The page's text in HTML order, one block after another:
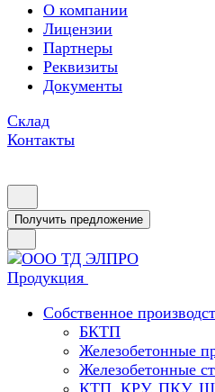
О компании
Лицензии
Партнеры
Реквизиты
Документы
Склад
Контакты
Получить предложение
Продукция
Собственное
БКТП
Железобетонные
Железобетонные
КТП, КРУ, ПКУ,